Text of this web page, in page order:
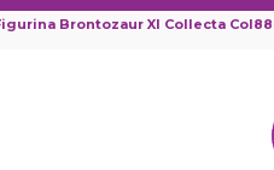
Brontozaur Xl Collecta